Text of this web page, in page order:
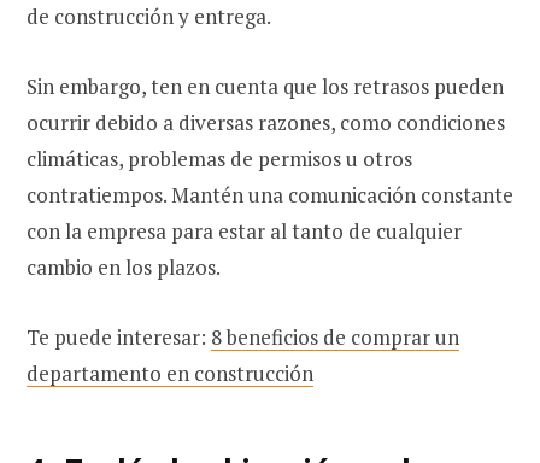
de construcción y entrega.
Sin embargo, ten en cuenta que los retrasos pueden
ocurrir debido a diversas razones, como condiciones
climáticas, problemas de permisos u otros
contratiempos. Mantén una comunicación constante
con la empresa para estar al tanto de cualquier
cambio en los plazos.
Te puede interesar: 8 beneficios de comprar un
departamento en construcción